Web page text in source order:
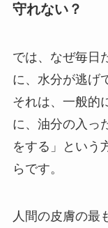
守れない？
では、なぜ毎日
に、水分が逃げ
それは、一般的
に、油分の入っ
をする」という
らです。
人間の皮膚の最